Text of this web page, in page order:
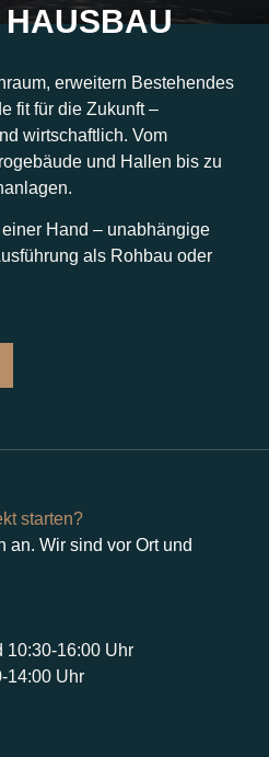
HAUSBAU
erweitern Bestehendes
fit für die Zukunft –
wirtschaftlich. Vom
und Hallen bis zu
Hand – unabhängige
als Rohbau oder
starten?
an. Wir sind vor Ort und
10:30-16:00 Uhr
14:00 Uhr